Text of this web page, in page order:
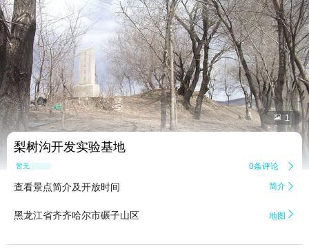
 1
梨树沟开发实验基地
暂无点评 0条评论 
查看景点简介及开放时间 简介 
黑龙江省齐齐哈尔市碾子山区 地图 
